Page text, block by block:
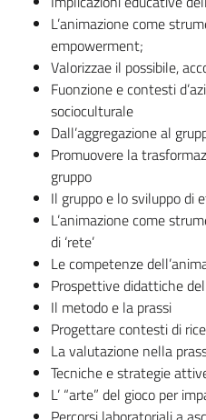
L’animazione come
empowerment;
Valorizzae il possibile,
Fuonzione e contesti
socioculturale
Dall’aggregazione al
Promuovere la
gruppo
Il gruppo e lo sviluppo di
L’animazione come
di ‘rete’
Le competenze
Prospettive didattiche
Il metodo e la prassi
Progettare contesti di
La valutazione nella
Tecniche e strategie
L’ “arte” del gioco per